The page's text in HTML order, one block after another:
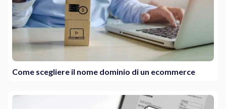
Come scegliere il nome dominio di un ecommerce